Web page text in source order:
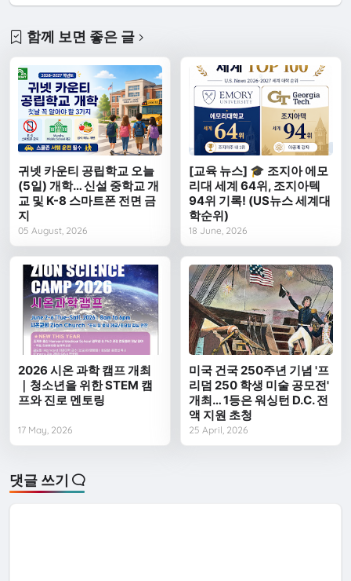
함께 보면 좋은 글
귀넷 카운티 공립학교 오늘
(5일) 개학… 신설 중학교 개
교 및 K-8 스마트폰 전면 금
지
05 August, 2026
[교육 뉴스] 🎓 조지아 에모
리대 세계 64위, 조지아텍
94위 기록! (US뉴스 세계대
학순위)
18 June, 2026
2026 시온 과학 캠프 개최
｜청소년을 위한 STEM 캠
프와 진로 멘토링
17 May, 2026
미국 건국 250주년 기념 '프
리덤 250 학생 미술 공모전'
개최… 1등은 워싱턴 D.C. 전
액 지원 초청
25 April, 2026
댓글 쓰기